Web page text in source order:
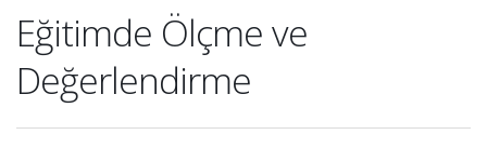
Eğitimde Ölçme ve
Değerlendirme